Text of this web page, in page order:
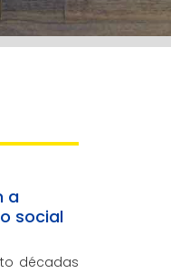
a
social
décadas